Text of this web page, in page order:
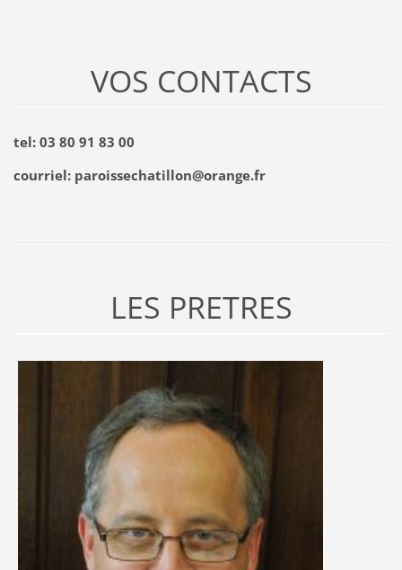
VOS CONTACTS
tel: 03 80 91 83 00
courriel: paroissechatillon@orange.fr
LES PRETRES